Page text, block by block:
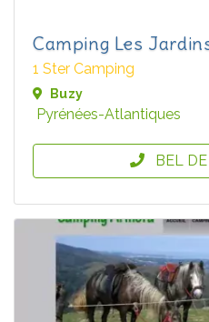
Camping Les
1 Ster Camping
Buzy
Pyrénées-Atlantiques
BEL